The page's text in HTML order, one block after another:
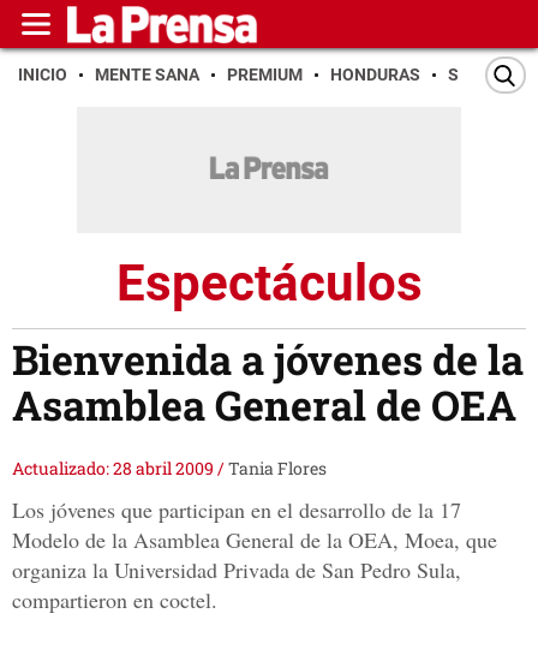
INICIO MENTE SANA PREMIUM HONDURAS SAN PEDRO
Espectáculos
Bienvenida a jóvenes de la
Asamblea General de OEA
Actualizado: 28 abril 2009 /Tania Flores
Los jóvenes que participan en el desarrollo de la 17
Modelo de la Asamblea General de la OEA, Moea, que
organiza la Universidad Privada de San Pedro Sula,
compartieron en coctel.